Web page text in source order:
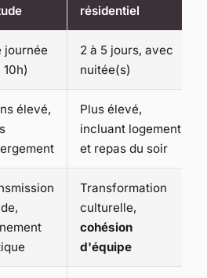
résidentiel
journée
10h)
2 à 5 jours, avec
nuitée(s)
élevé,
Plus élevé,
incluant logement
et repas du soir
Transformation
culturelle,
cohésion
d'équipe